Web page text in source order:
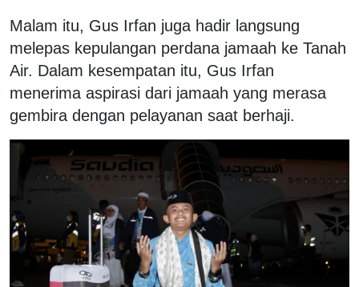
Malam itu, Gus Irfan juga hadir langsung
melepas kepulangan perdana jamaah ke Tanah
Air. Dalam kesempatan itu, Gus Irfan
menerima aspirasi dari jamaah yang merasa
gembira dengan pelayanan saat berhaji.